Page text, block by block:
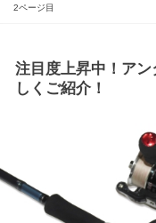
2ページ目
注目度上昇中！ア
しくご紹介！